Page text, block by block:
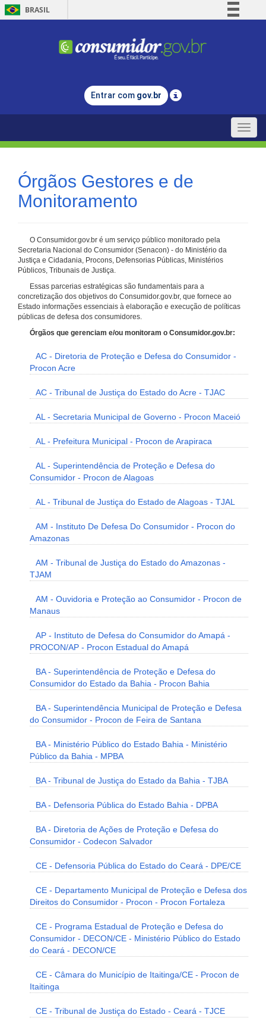
BRASIL
Comunica BR
Legislação
Entrar com gov.br
Toggle
Órgãos Gestores e de
Monitoramento
O Consumidor.gov.br é um serviço público monitorado pela
Secretaria Nacional do Consumidor (Senacon) - do Ministério da
Justiça e Cidadania, Procons, Defensorias Públicas, Ministérios
Públicos, Tribunais de Justiça.
Essas parcerias estratégicas são fundamentais para a
concretização dos objetivos do Consumidor.gov.br, que fornece ao
Estado informações essenciais à elaboração e execução de políticas
públicas de defesa dos consumidores.
Órgãos que gerenciam e/ou monitoram o Consumidor.gov.br:
AC - Diretoria de Proteção e Defesa do Consumidor -
Procon Acre
AC - Tribunal de Justiça do Estado do Acre - TJAC
AL - Secretaria Municipal de Governo - Procon Maceió
AL - Prefeitura Municipal - Procon de Arapiraca
AL - Superintendência de Proteção e Defesa do
Consumidor - Procon de Alagoas
AL - Tribunal de Justiça do Estado de Alagoas - TJAL
AM - Instituto De Defesa Do Consumidor - Procon do
Amazonas
AM - Tribunal de Justiça do Estado do Amazonas -
TJAM
AM - Ouvidoria e Proteção ao Consumidor - Procon de
Manaus
AP - Instituto de Defesa do Consumidor do Amapá -
PROCON/AP - Procon Estadual do Amapá
BA - Superintendência de Proteção e Defesa do
Consumidor do Estado da Bahia - Procon Bahia
BA - Superintendência Municipal de Proteção e Defesa
do Consumidor - Procon de Feira de Santana
BA - Ministério Público do Estado Bahia - Ministério
Público da Bahia - MPBA
BA - Tribunal de Justiça do Estado da Bahia - TJBA
BA - Defensoria Pública do Estado Bahia - DPBA
BA - Diretoria de Ações de Proteção e Defesa do
Consumidor - Codecon Salvador
CE - Defensoria Pública do Estado do Ceará - DPE/CE
CE - Departamento Municipal de Proteção e Defesa dos
Direitos do Consumidor - Procon - Procon Fortaleza
CE - Programa Estadual de Proteção e Defesa do
Consumidor - DECON/CE - Ministério Público do Estado
do Ceará - DECON/CE
CE - Câmara do Município de Itaitinga/CE - Procon de
Itaitinga
CE - Tribunal de Justiça do Estado - Ceará - TJCE